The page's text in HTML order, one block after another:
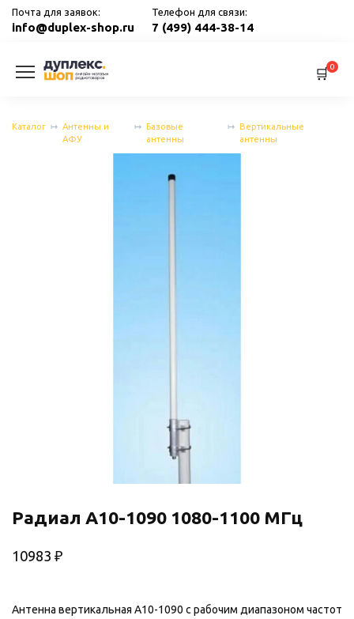
Перейти
Почта для заявок:
info@duplex-shop.ru
Телефон для связи:
7 (499) 444-38-14
0
Каталог
Антенны и
АФУ
Базовые
антенны
Вертикальные
антенны
Радиал A10-1090 1080-1100 МГц
10983 ₽
Антенна вертикальная A10-1090 с рабочим диапазоном частот